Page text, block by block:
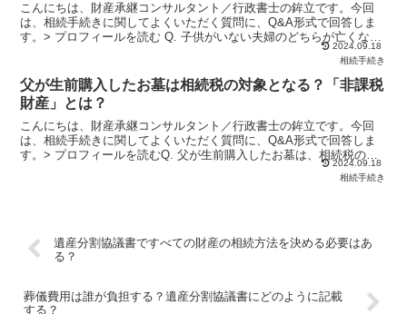
こんにちは、財産承継コンサルタント／行政書士の鉾立です。今回
は、相続手続きに関してよくいただく質問に、Q&A形式で回答しま
す。> プロフィールを読む Q. 子供がいない夫婦のどちらが亡くなっ
た場合、相続手続きはどうなるのでしょうか？私たち夫...
2024.09.18
相続手続き
父が生前購入したお墓は相続税の対象となる？「非課税
財産」とは？
こんにちは、財産承継コンサルタント／行政書士の鉾立です。今回
は、相続手続きに関してよくいただく質問に、Q&A形式で回答しま
す。> プロフィールを読むQ. 父が生前購入したお墓は、相続税の対
象となるのでしょうか？父が亡くなり、相続手続きを進め...2024.09.18
相続手続き
遺産分割協議書ですべての財産の相続方法を決める必要はあ
る？
葬儀費用は誰が負担する？遺産分割協議書にどのように記載
する？